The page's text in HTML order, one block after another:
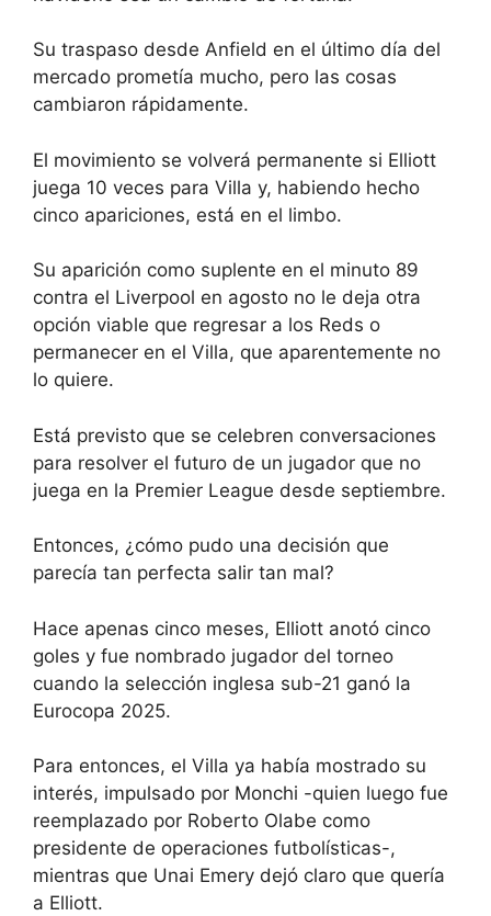
Su traspaso desde Anfield en el último día del
mercado prometía mucho, pero las cosas
cambiaron rápidamente.
El movimiento se volverá permanente si Elliott
juega 10 veces para Villa y, habiendo hecho
cinco apariciones, está en el limbo.
Su aparición como suplente en el minuto 89
contra el Liverpool en agosto no le deja otra
opción viable que regresar a los Reds o
permanecer en el Villa, que aparentemente no
lo quiere.
Está previsto que se celebren conversaciones
para resolver el futuro de un jugador que no
juega en la Premier League desde septiembre.
Entonces, ¿cómo pudo una decisión que
parecía tan perfecta salir tan mal?
Hace apenas cinco meses, Elliott anotó cinco
goles y fue nombrado jugador del torneo
cuando la selección inglesa sub-21 ganó la
Eurocopa 2025.
Para entonces, el Villa ya había mostrado su
interés, impulsado por Monchi -quien luego fue
reemplazado por Roberto Olabe como
presidente de operaciones futbolísticas-,
mientras que Unai Emery dejó claro que quería
a Elliott.